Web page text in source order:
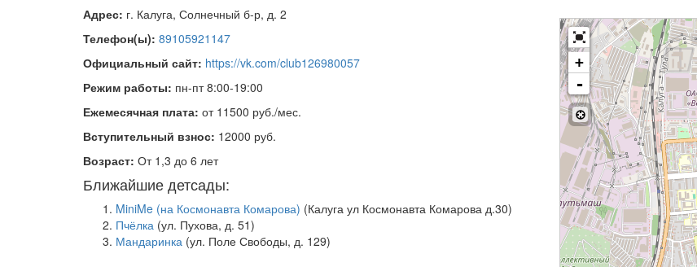
Адрес: г. Калуга, Солнечный б-р, д. 2
Телефон(ы): 89105921147
Официальный сайт: https://vk.com/club126980057
Режим работы: пн-пт 8:00-19:00
Ежемесячная плата: от 11500 руб./мес.
Вступительный взнос: 12000 руб.
Возраст: От 1,3 до 6 лет
Ближайшие детсады:
MiniMe (на Космонавта Комарова) (Калуга ул Космонавта Комарова д.30)
Пчёлка (ул. Пухова, д. 51)
Мандаринка (ул. Поле Свободы, д. 129)
+
-